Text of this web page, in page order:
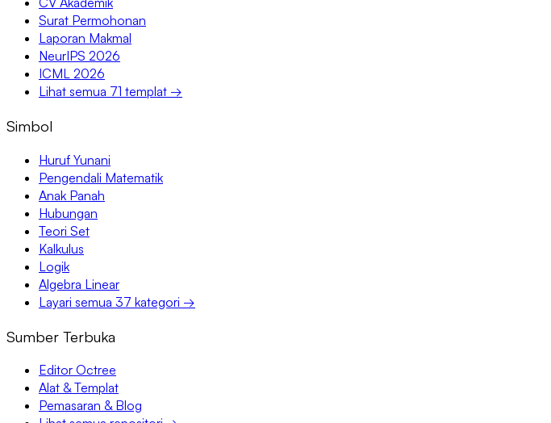
Surat Permohonan
Laporan Makmal
NeurIPS 2026
ICML 2026
Lihat semua 71 templat →
Simbol
Huruf Yunani
Pengendali Matematik
Anak Panah
Hubungan
Teori Set
Kalkulus
Logik
Algebra Linear
Layari semua 37 kategori →
Sumber Terbuka
Editor Octree
Alat & Templat
Pemasaran & Blog